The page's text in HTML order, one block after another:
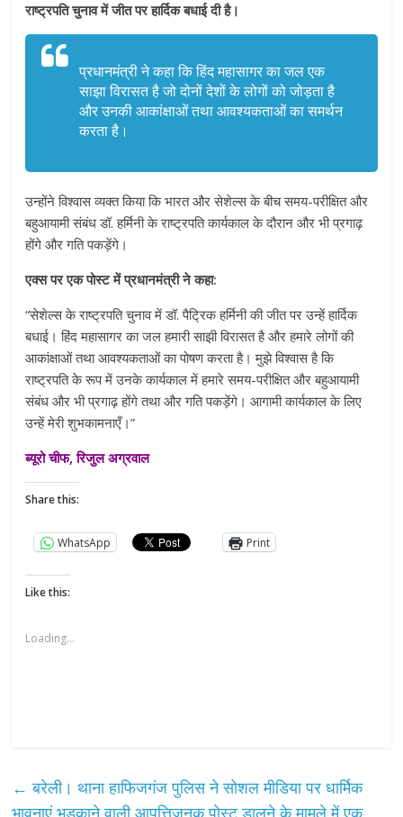
राष्ट्रपति चुनाव में जीत पर हार्दिक बधाई दी है।
प्रधानमंत्री ने कहा कि हिंद महासागर का जल एक
साझा विरासत है जो दोनों देशों के लोगों को जोड़ता है
और उनकी आकांक्षाओं तथा आवश्यकताओं का समर्थन
करता है।
उन्होंने विश्वास व्यक्त किया कि भारत और सेशेल्स के बीच समय-परीक्षित और
बहुआयामी संबंध डॉ. हर्मिनी के राष्ट्रपति कार्यकाल के दौरान और भी प्रगाढ़
होंगे और गति पकड़ेंगे।
एक्स पर एक पोस्ट में प्रधानमंत्री ने कहा:
“सेशेल्स के राष्ट्रपति चुनाव में डॉ. पैट्रिक हर्मिनी की जीत पर उन्हें हार्दिक
बधाई। हिंद महासागर का जल हमारी साझी विरासत है और हमारे लोगों की
आकांक्षाओं तथा आवश्यकताओं का पोषण करता है। मुझे विश्वास है कि
राष्ट्रपति के रूप में उनके कार्यकाल में हमारे समय-परीक्षित और बहुआयामी
संबंध और भी प्रगाढ़ होंगे तथा और गति पकड़ेंगे। आगामी कार्यकाल के लिए
उन्हें मेरी शुभकामनाएँ।”
ब्यूरो चीफ, रिजुल अग्रवाल
Share this:
WhatsApp Print
Like this:
Loading...
← बरेली। थाना हाफिजगंज पुलिस ने सोशल मीडिया पर धार्मिक
भावनाएं भड़काने वाली आपत्तिजनक पोस्ट डालने के मामले में एक